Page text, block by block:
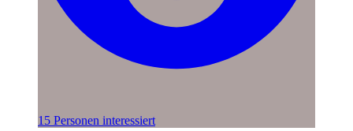
15 Personen interessiert